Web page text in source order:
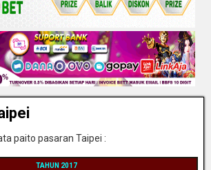
paito pasaran Taipei :
TAHUN 2017